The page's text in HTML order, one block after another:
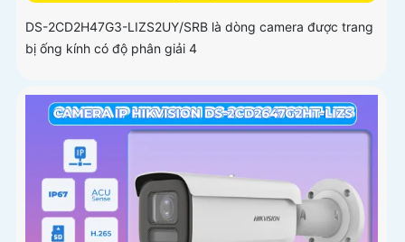
DS-2CD2H47G3-LIZS2UY/SRB là dòng camera được trang
bị ống kính có độ phân giải 4